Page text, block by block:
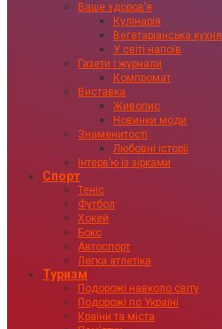
Ваше здоровʼя
Кулінарія
Вегетаріанська кухня
У світі напоїв
Газети і журнали
Компромат
Виставка
Живопис
Новинки моди
Знаменитості
Любовні історії
Інтервʼю із зірками
Спорт
Теніс
Футбол
Хокей
Бокс
Автоспорт
Легка атлетіка
Туризм
Подорожі навколо світу
Подорожі по Україні
Країни та міста